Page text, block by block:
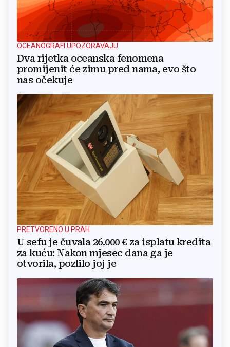
OCEANOGRAFI UPOZORAVAJU
Dva rijetka oceanska fenomena
promijenit će zimu pred nama, evo što
nas očekuje
PRETVORENO U PRAH
U sefu je čuvala 26.000 € za isplatu kredita
za kuću: Nakon mjesec dana ga je
otvorila, pozlilo joj je